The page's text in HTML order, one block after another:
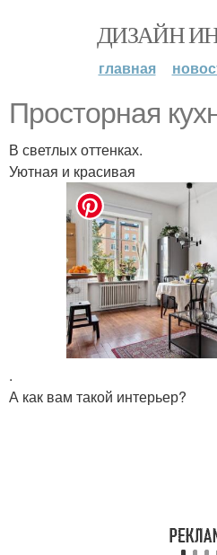
ДИЗАЙН
главная
Просторная
В светлых оттенках.
Уютная и красивая
.
А как вам такой интерьер?